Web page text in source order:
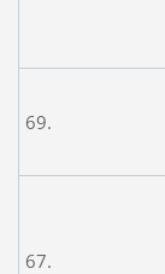
69.
67.